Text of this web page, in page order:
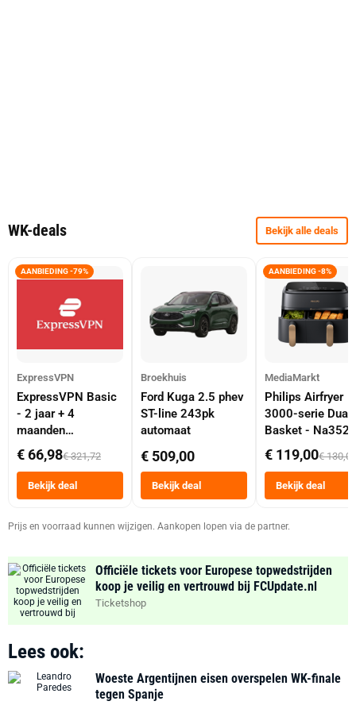
WK-deals Bekijk alle deals
AANBIEDING -79%
ExpressVPN
ExpressVPN Basic
- 2 jaar + 4
maanden
abonnement
€ 66,98€ 321,72
Bekijk deal
Broekhuis
Ford Kuga 2.5 phev
ST-line 243pk
automaat
€ 509,00
Bekijk deal
AANBIEDING -8%
MediaMarkt
Philips Airfryer
3000-serie Dual
Basket -
Dubbele Mand 9
Tot 6 Personen
Heteluchtfriteuse
Zwart
€ 119,00€ 130,00
Bekijk deal
Prijs en voorraad kunnen wijzigen. Aankopen lopen via de partner.
Officiële tickets voor Europese topwedstrijden
koop je veilig en vertrouwd bij FCUpdate.nl
Ticketshop
Lees ook:
Woeste Argentijnen eisen overspelen WK-finale
tegen Spanje